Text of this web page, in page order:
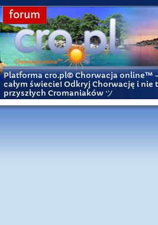
forum
Platforma cro.pl© Chorwacja online™
całym świecie! Odkryj Chorwację i
przyszłych Cromaniaków ツ